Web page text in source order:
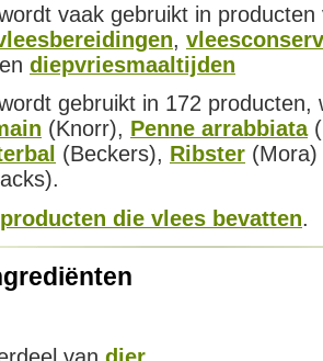
vaak gebruikt in
,
en diepvriesmaaltijden
gebruikt in 172
(Knorr), Penne arrabbiata
(Beckers), Ribster
die vlees bevatten.